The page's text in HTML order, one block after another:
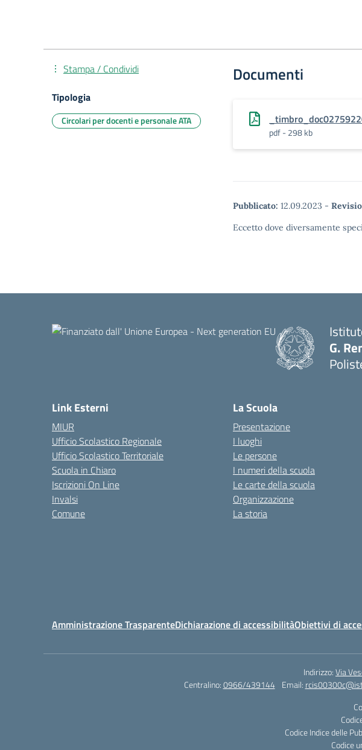
Documenti
pdf - 298 kb
Pubblicato: 12.09.2023 -
Eccetto dove diversamente
Stampa / Condividi
Tipologia
Circolari per docenti e personale ATA
G.
Link Esterni
MIUR
Ufficio Scolastico Regionale
Ufficio Scolastico Territoriale
Scuola in Chiaro
Iscrizioni On Line
Invalsi
Comune
La Scuola
Presentazione
I luoghi
Le persone
I numeri della scuola
Le carte della scuola
Organizzazione
La storia
Amministrazione TrasparenteDichiarazione di accessibilitàObiettivi di
Indirizzo:Via
Centralino:0966/439144 Email:
Codice Indice delle
Codice